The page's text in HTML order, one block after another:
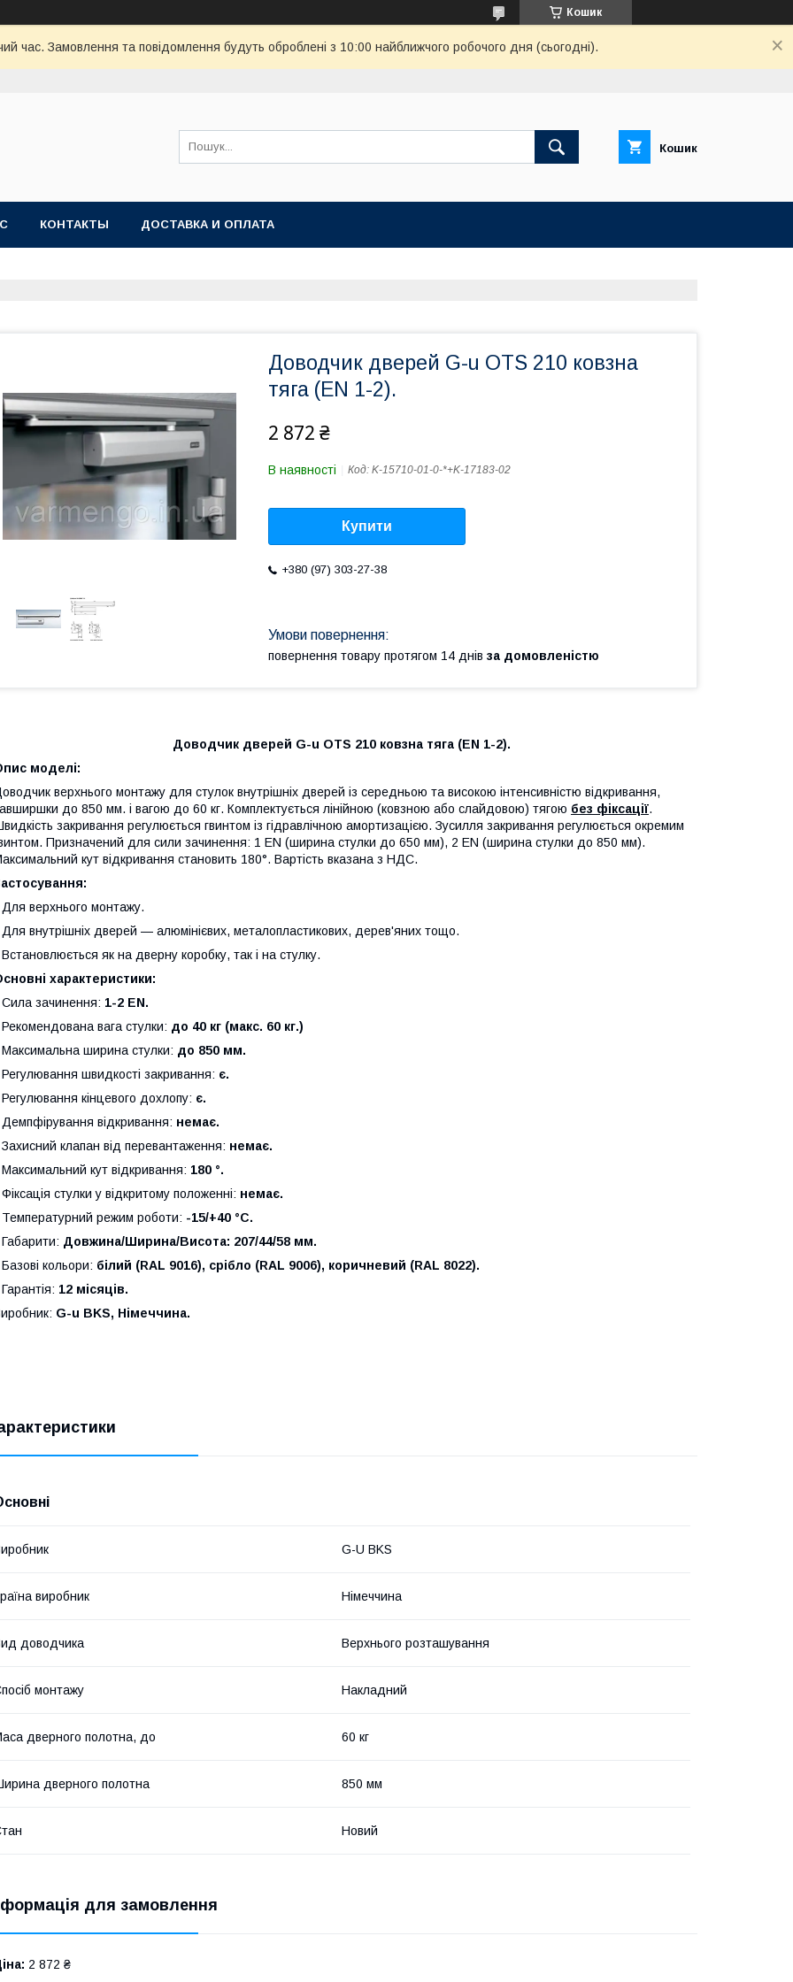
Кошик
час. Замовлення та повідомлення будуть оброблені з 10:00 найближчого робочого дня (сьогодні).
Кошик
КОНТАКТЫ ДОСТАВКА И ОПЛАТА
Доводчик дверей G-u OTS 210 ковзна
тяга (EN 1-2).
2 872 ₴
В наявності Код: K-15710-01-0-*+K-17183-02
Купити
+380 (97) 303-27-38
повернення товару протягом 14 днів за домовленістю
Доводчик дверей G-u OTS 210 ковзна тяга (EN 1-2).
моделі:
верхнього монтажу для стулок внутрішніх дверей із середньою та високою інтенсивністю відкривання,
до 850 мм. і вагою до 60 кг. Комплектується лінійною (ковзною або слайдовою) тягою без фіксації.
закривання регулюється гвинтом із гідравлічною амортизацією. Зусилля закривання регулюється окремим
Призначений для сили зачинення: 1 EN (ширина стулки до 650 мм), 2 EN (ширина стулки до 850 мм).
кут відкривання становить 180°. Вартість вказана з НДС.
Для верхнього монтажу.
Для внутрішніх дверей — алюмінієвих, металопластикових, дерев'яних тощо.
Встановлюється як на дверну коробку, так і на стулку.
характеристики:
Сила зачинення: 1-2 EN.
Рекомендована вага стулки: до 40 кг (макс. 60 кг.)
Максимальна ширина стулки: до 850 мм.
Регулювання швидкості закривання: є.
Регулювання кінцевого дохлопу: є.
Демпфірування відкривання: немає.
Захисний клапан від перевантаження: немає.
Максимальний кут відкривання: 180 °.
Фіксація стулки у відкритому положенні: немає.
Температурний режим роботи: -15/+40 °С.
Габарити: Довжина/Ширина/Висота: 207/44/58 мм.
Базові кольори: білий (RAL 9016), срібло (RAL 9006), коричневий (RAL 8022).
Гарантія: 12 місяців.
G-u BKS, Німеччина.
G-U BKS
виробник Німеччина
доводчика Верхнього розташування
монтажу Накладний
дверного полотна, до 60 кг
дверного полотна 850 мм
Новий
для замовлення
2 872 ₴